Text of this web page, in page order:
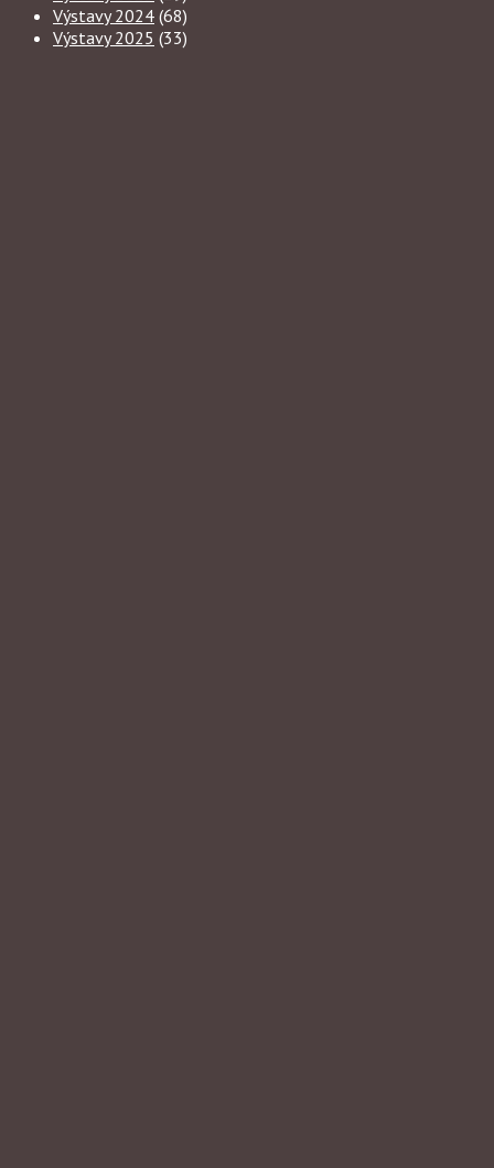
Výstavy 2024 (68)
Výstavy 2025 (33)